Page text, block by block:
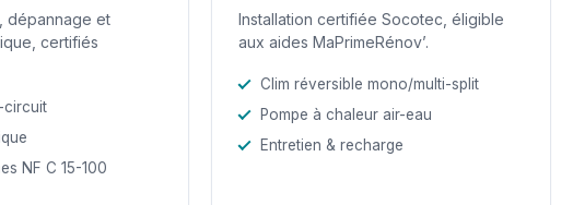
dépannage et
certifiés
circuit
NF C 15-100
Installation certifiée Socotec, éligible
aux aides MaPrimeRénov’.
Clim réversible mono/multi-split
Pompe à chaleur air-eau
Entretien & recharge